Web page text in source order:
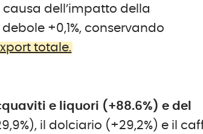
dell’impatto della
+0,1%, conservando
totale.
e liquori (+88.6%) e del
il dolciario (+29,2%) e il